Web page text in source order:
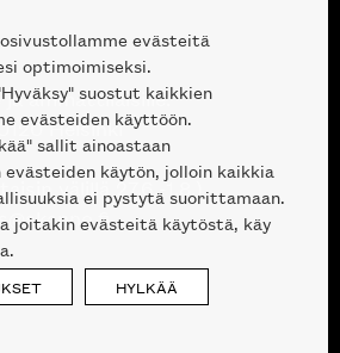
ja ammattilaisille:
Helsinki
välillä 27.6.-1.8.)
evästeitä
optimoimiseksi.
suostut kaikkien
evästeiden käyttöön.
sallit ainoastaan
käytön, jolloin kaikkia
ei pystytä suorittamaan.
joitakin evästeitä käytöstä, käy
HYLKÄÄ